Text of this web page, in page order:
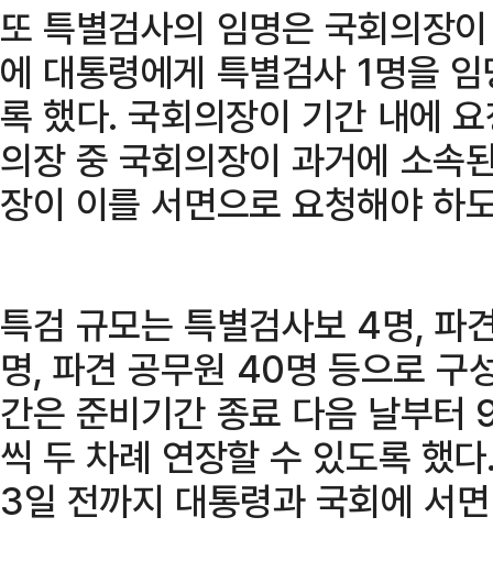
또 특별검사의 임명은 국회의장
에 대통령에게 특별검사 1명을
록 했다. 국회의장이 기간 내에
의장 중 국회의장이 과거에 소속
장이 이를 서면으로 요청해야 하
특검 규모는 특별검사보 4명,
명, 파견 공무원 40명 등으로 구
간은 준비기간 종료 다음 날부
씩 두 차례 연장할 수 있도록 했
3일 전까지 대통령과 국회에 서